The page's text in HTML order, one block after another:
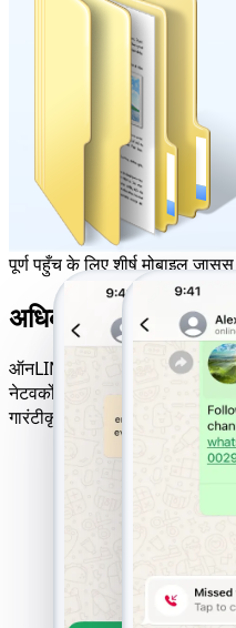
पूर्ण पहुँच के लिए शीर्ष मोबाइल
अधिकतम ट्रैकिंग
ऑनLINE वेबसाइट हैक टूल सभी
नेटवर्कों के साथ संगत है। सफल
गारंटीकृत परिणाम।